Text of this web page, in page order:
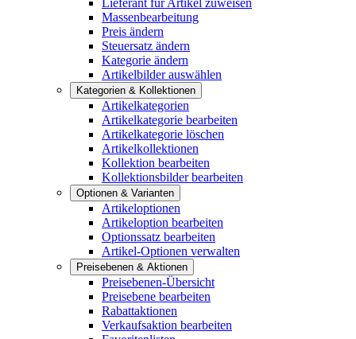
Lieferant für Artikel zuweisen
Massenbearbeitung
Preis ändern
Steuersatz ändern
Kategorie ändern
Artikelbilder auswählen
Kategorien & Kollektionen
Artikelkategorien
Artikelkategorie bearbeiten
Artikelkategorie löschen
Artikelkollektionen
Kollektion bearbeiten
Kollektionsbilder bearbeiten
Optionen & Varianten
Artikeloptionen
Artikeloption bearbeiten
Optionssatz bearbeiten
Artikel-Optionen verwalten
Preisebenen & Aktionen
Preisebenen-Übersicht
Preisebene bearbeiten
Rabattaktionen
Verkaufsaktion bearbeiten